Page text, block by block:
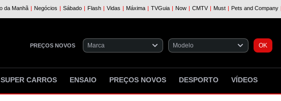
PREÇOS NOVOS
SUPER CARROS ENSAIO PREÇOS NOVOS DESPORTO VÍDEOS